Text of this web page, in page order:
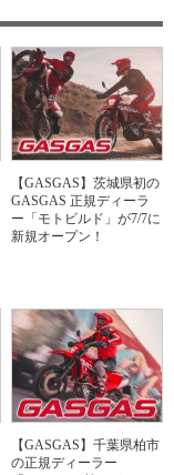
【GASGAS】茨城県初の
GASGAS 正規ディーラ
ー「モトビルド」が7/7に
新規オープン！
【GASGAS】千葉県柏市
の正規ディーラー